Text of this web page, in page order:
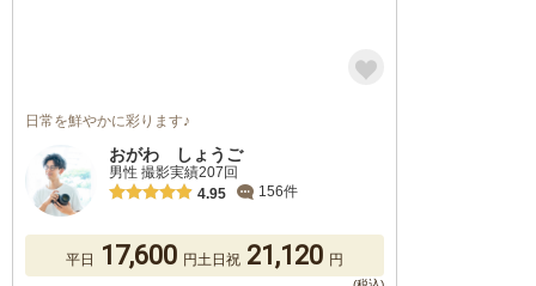
日常を鮮やかに彩ります♪
おがわ しょうご
男性 撮影実績207回
4.95
156件
平日 17,600 円土日祝 21,120 円